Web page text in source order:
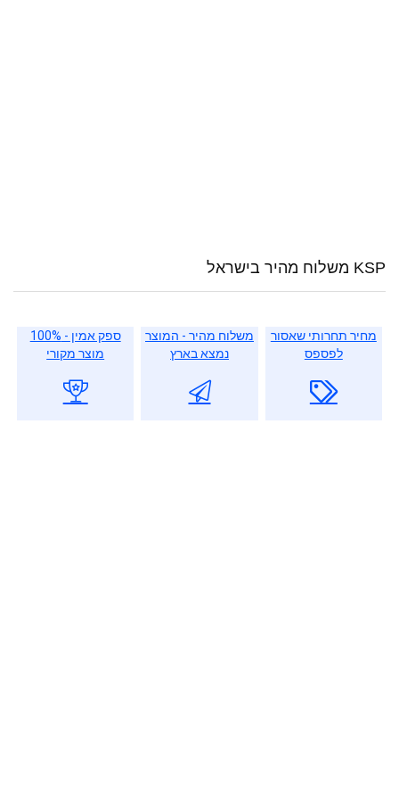
KSP משלוח מהיר בישראל
מחיר תחרותי שאסור
לפספס
משלוח מהיר - המוצר
נמצא בארץ
ספק אמין - 100%
מוצר מקורי